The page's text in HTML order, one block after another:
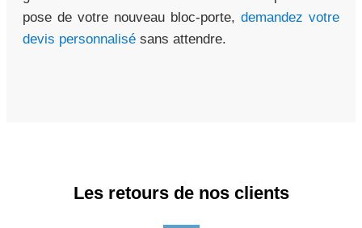
pose de votre nouveau bloc-porte, demandez votre
devis personnalisé sans attendre.
Les retours de nos clients